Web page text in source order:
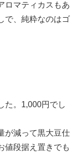
ロマティカスもあ
で、純粋なのはゴ
た。1,000円でし
が減って黒大豆仕
値段据え置きでも